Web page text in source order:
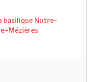
basilique Notre-
Mézières